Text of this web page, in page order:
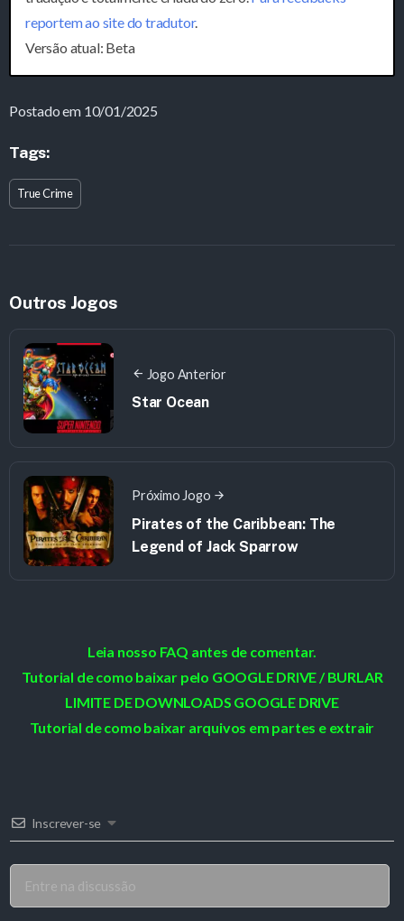
reportem ao site do tradutor.
Versão atual: Beta
Postado em 10/01/2025
Tags:
True Crime
Outros Jogos
Jogo Anterior
Star Ocean
Próximo Jogo
Pirates of the Caribbean: The
Legend of Jack Sparrow
Leia nosso FAQ antes de comentar.
Tutorial de como baixar pelo GOOGLE DRIVE / BURLAR
LIMITE DE DOWNLOADS GOOGLE DRIVE
Tutorial de como baixar arquivos em partes e extrair
Inscrever-se